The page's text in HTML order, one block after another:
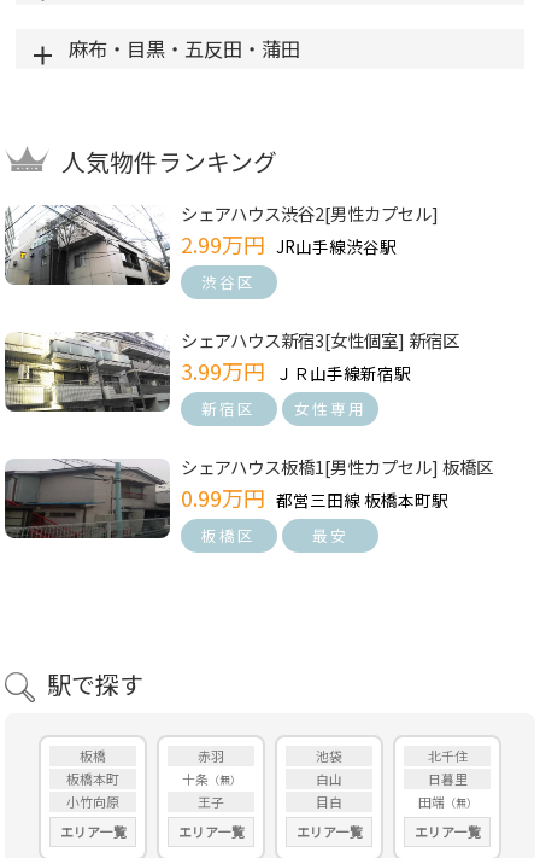
麻布・目黒・五反田・蒲田
人気物件ランキング
シェアハウス渋谷2[男性カプセル]
2.99万円 JR山手線渋谷駅
渋谷区
シェアハウス新宿3[女性個室] 新宿区
3.99万円 ＪＲ山手線新宿駅
新宿区 女性専用
シェアハウス板橋1[男性カプセル] 板橋区
0.99万円 都営三田線 板橋本町駅
板橋区 最安
駅で探す
板橋
板橋本町
小竹向原
エリア一覧
赤羽
十条
王子
エリア一覧
池袋
白山
目白
エリア一覧
北千住
日暮里
田端
エリア一覧